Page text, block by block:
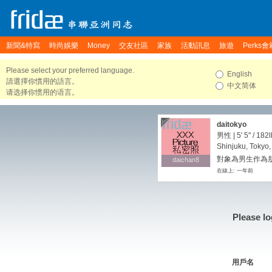
新聞&特寫 時尚娛樂 Money 交友社區 家族 活動訊息 旅遊 Perks會
Please select your preferred language.
請選擇你慣用的語言。
请选择你惯用的语言。
English
中文简体
daichan8
daichan8
daitokyo
男性 | 5' 5" /
Shinjuku,
對象為男生作為
在線上: 一年前
Please
用戶名